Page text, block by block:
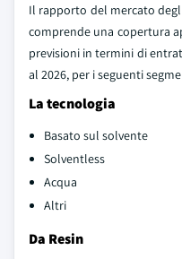
Il rapporto del mercato
comprende una copertura
previsioni in termini di
al 2026, per i seguenti
La tecnologia
Basato sul solvente
Solventless
Acqua
Altri
Da Resin